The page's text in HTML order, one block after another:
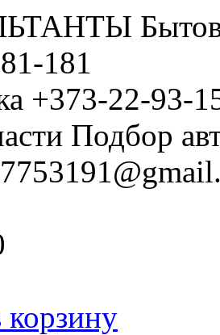
181
+373-22-93-
Подбор